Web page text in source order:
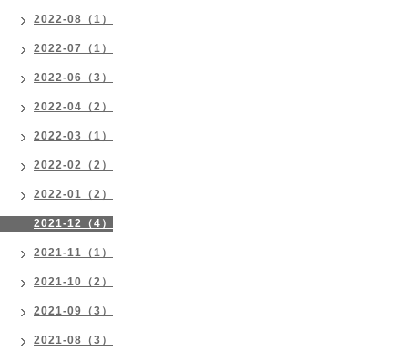
2022-08（1）
2022-07（1）
2022-06（3）
2022-04（2）
2022-03（1）
2022-02（2）
2022-01（2）
2021-12（4）
2021-11（1）
2021-10（2）
2021-09（3）
2021-08（3）